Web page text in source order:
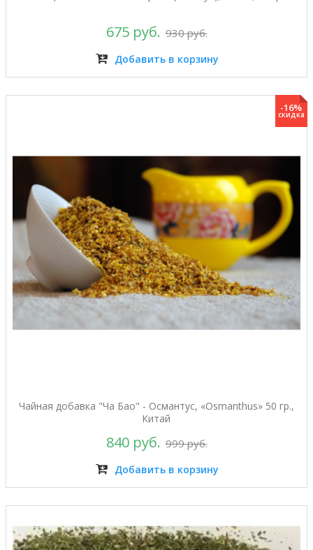
675 руб. 930 руб.
Добавить в корзину
-16%
скидка
Чайная добавка "Ча Бао" - Османтус, «Osmanthus» 50 гр.,
Китай
840 руб. 999 руб.
Добавить в корзину